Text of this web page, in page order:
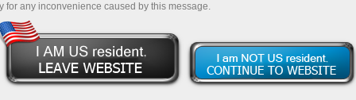
for any inconvenience caused by this message.